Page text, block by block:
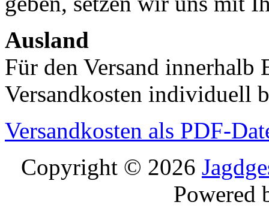
Ausland
Für den Versand innerhalb
Versandkosten individuell
Versandkosten als PDF-
Copyright © 2026
Powered